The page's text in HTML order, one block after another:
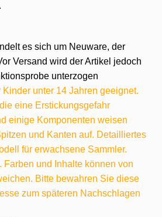
es sich um Neuware, der
Versand wird der Artikel jedoch
unterzogen
unter 14 Jahren geeignet.
eine Erstickungsgefahr
einige Komponenten weisen
und Kanten auf. Detailliertes
für erwachsene Sammler.
Farben und Inhalte können von
Bitte bewahren Sie diese
zum späteren Nachschlagen